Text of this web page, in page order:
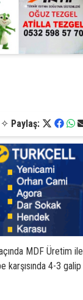
✧ Paylaş:
MDF Üretim ile
karşısında 4-3 galip